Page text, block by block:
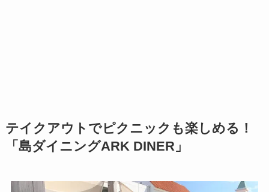
テイクアウトでピクニックも楽しめる！
「島ダイニングARK DINER」